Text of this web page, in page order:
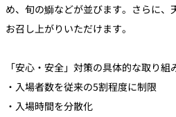
め、旬の鰤などが並びます。さらに、
お召し上がりいただけます。
「安心・安全」対策の具体的な取り組
・入場者数を従来の5割程度に制限
・入場時間を分散化